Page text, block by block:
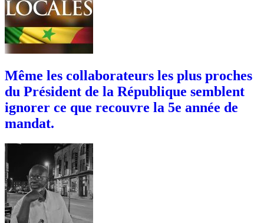
Même les collaborateurs les plus proches
du Président de la République semblent
ignorer ce que recouvre la 5e année de
mandat.